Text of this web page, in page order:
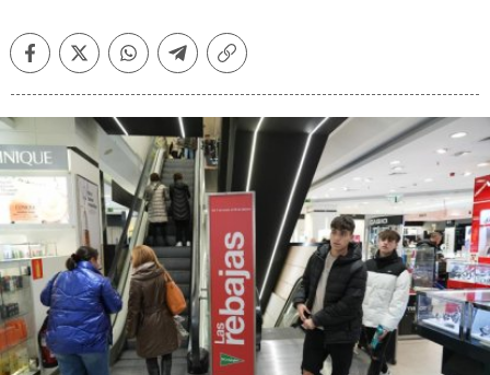
FacebookTwitterWhatsappTelegramCopiar